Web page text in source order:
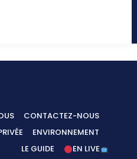
CONTACTEZ-NOUS
ENVIRONNEMENT
LE GUIDE
EN LIVE